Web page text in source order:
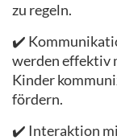
zu regeln.
✔️
werden effektiv
Kinder
fördern.
✔️ Interaktion